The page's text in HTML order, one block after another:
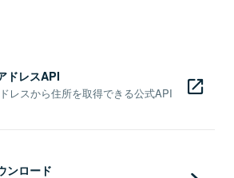
ドレスAPI
レスから住所を取得できる公式API
ンロード